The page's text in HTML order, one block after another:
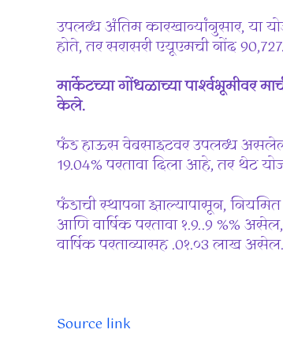
उपलब्ध अंतिम कारखान्यांनुसार, या
होते, तर सरासरी एयूएमची नोंद
मार्केटच्या गोंधळाच्या पार्श्वभूमीवर
केले.
फंड हाऊस वेबसाइटवर उपलब्ध
19.04% परतावा दिला आहे, तर थेट
फंडाची स्थापना झाल्यापासून,
आणि वार्षिक परतावा १.9..9 %%
वार्षिक परताव्यासह .0१.०3 लाख असेल.
Source link